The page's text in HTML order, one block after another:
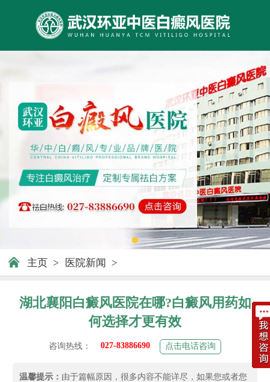
主页 > 医院新闻 >
湖北襄阳白癜风医院在哪?白癜风用药如
何选择才更有效
咨询热线： 027-83886690 点击电话咨询
温馨提示： 由于篇幅原因，很多内容不能详尽，如果您或者您